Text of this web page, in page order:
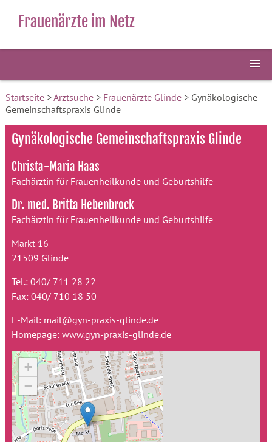
Frauenärzte im Netz
Startseite>Arztsuche> Frauenärzte Glinde> Gynäkologische
Gemeinschaftspraxis Glinde
Gynäkologische Gemeinschaftspraxis Glinde
Christa-Maria Haas
Fachärztin für Frauenheilkunde und Geburtshilfe
Dr. med. Britta Hebenbrock
Fachärztin für Frauenheilkunde und Geburtshilfe
Markt 16
21509 Glinde
Tel.: 040/ 711 28 22
Fax: 040/ 710 18 50
E-Mail: mail@gyn-praxis-glinde.de
Homepage: www.gyn-praxis-glinde.de
+
−